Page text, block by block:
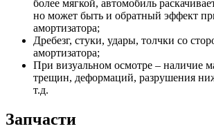
более мягкой, автомобиль
но может быть и обратный эффект
амортизатора;
Дребезг, стуки, удары, толчки со
амортизатора;
При визуальном осмотре – наличие
трещин, деформаций, разрушения
т.д.
Запчасти